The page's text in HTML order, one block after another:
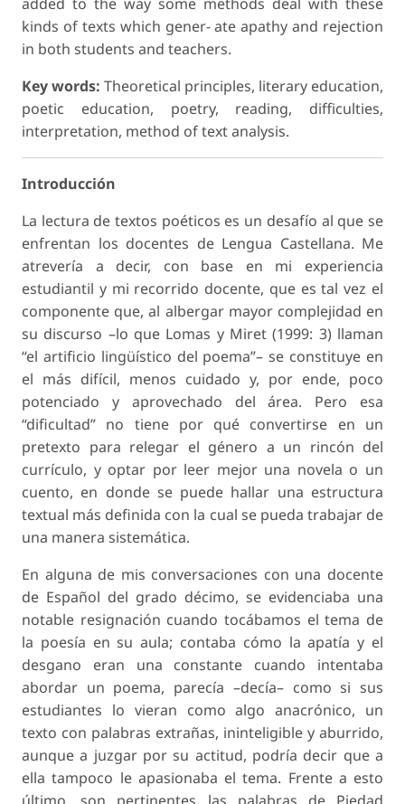
kinds of texts which gener- ate apathy and rejection
in both students and teachers.
Key words: Theoretical principles, literary education,
poetic education, poetry, reading, difficulties,
interpretation, method of text analysis.
Introducción
La lectura de textos poéticos es un desafío al que se
enfrentan los docentes de Lengua Castellana. Me
atrevería a decir, con base en mi experiencia
estudiantil y mi recorrido docente, que es tal vez el
componente que, al albergar mayor complejidad en
su discurso –lo que Lomas y Miret (1999: 3) llaman
“el artificio lingüístico del poema”– se constituye en
el más difícil, menos cuidado y, por ende, poco
potenciado y aprovechado del área. Pero esa
“dificultad” no tiene por qué convertirse en un
pretexto para relegar el género a un rincón del
currículo, y optar por leer mejor una novela o un
cuento, en donde se puede hallar una estructura
textual más definida con la cual se pueda trabajar de
una manera sistemática.
En alguna de mis conversaciones con una docente
de Español del grado décimo, se evidenciaba una
notable resignación cuando tocábamos el tema de
la poesía en su aula; contaba cómo la apatía y el
desgano eran una constante cuando intentaba
abordar un poema, parecía –decía– como si sus
estudiantes lo vieran como algo anacrónico, un
texto con palabras extrañas, ininteligible y aburrido,
aunque a juzgar por su actitud, podría decir que a
ella tampoco le apasionaba el tema. Frente a esto